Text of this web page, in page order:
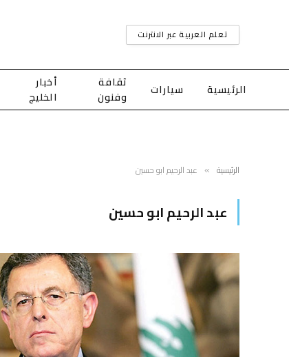
تعلم العربية عبر الانترنت
الرئيسية سيارات
ثقافة
وفنون
أخبار
الخليج
الرئيسية » عبد الرحيم ابو حسين
عبد الرحيم ابو حسين